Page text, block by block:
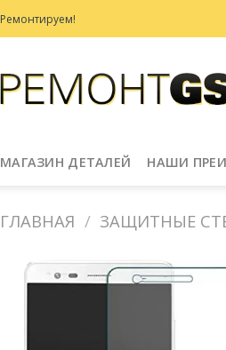
Ремонтируем!
МАГАЗИН ДЕТАЛЕЙ НАШИ
ГЛАВНАЯ / ЗАЩИТНЫЕ